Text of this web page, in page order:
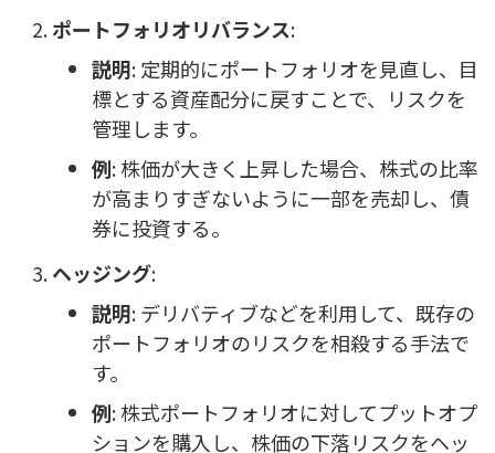
ポートフォリオリバランス:
説明: 定期的にポートフォリオを見直し、目
標とする資産配分に戻すことで、リスクを
管理します。
例: 株価が大きく上昇した場合、株式の比率
が高まりすぎないように一部を売却し、債
券に投資する。
ヘッジング:
説明: デリバティブなどを利用して、既存の
ポートフォリオのリスクを相殺する手法で
す。
例: 株式ポートフォリオに対してプットオプ
ションを購入し、株価の下落リスクをヘッ